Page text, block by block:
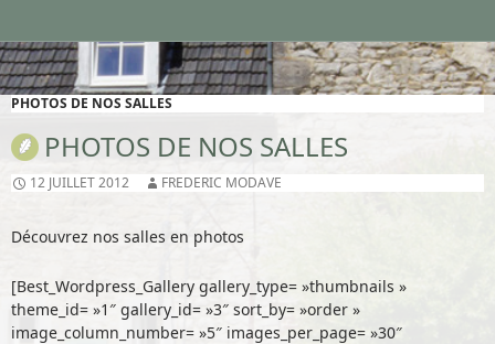
PHOTOS DE NOS SALLES
PHOTOS DE NOS SALLES
12 JUILLET 2012 FREDERIC MODAVE
Découvrez nos salles en photos
[Best_Wordpress_Gallery gallery_type= »thumbnails »
theme_id= »1″ gallery_id= »3″ sort_by= »order »
image_column_number= »5″ images_per_page= »30″